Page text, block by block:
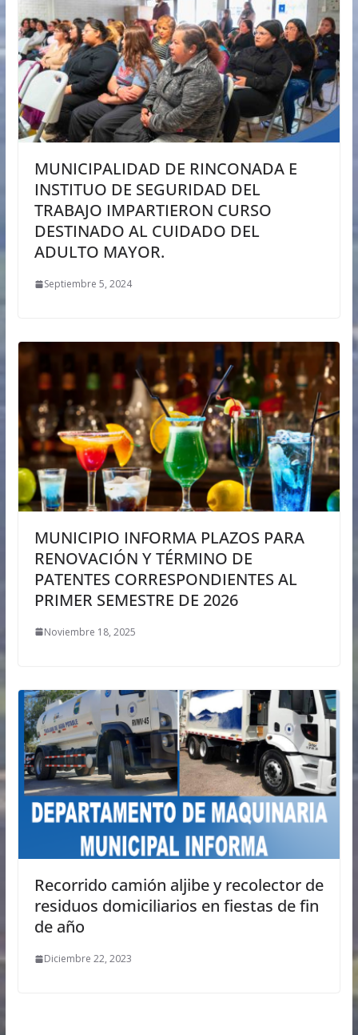
MUNICIPALIDAD DE RINCONADA E
INSTITUO DE SEGURIDAD DEL
TRABAJO IMPARTIERON CURSO
DESTINADO AL CUIDADO DEL
ADULTO MAYOR.
Septiembre 5, 2024
MUNICIPIO INFORMA PLAZOS PARA
RENOVACIÓN Y TÉRMINO DE
PATENTES CORRESPONDIENTES AL
PRIMER SEMESTRE DE 2026
Noviembre 18, 2025
Recorrido camión aljibe y recolector de
residuos domiciliarios en fiestas de fin
de año
Diciembre 22, 2023